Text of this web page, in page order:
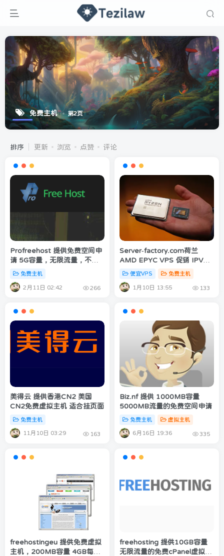
免费主机 第2页
排序 更新 浏览 点赞 评论
Profreehost 提供免费空间申
请 5G容量，无限流量，不强
制广告
免费主机
2月11日 02:42 266
Server-factory.com荷兰
AMD EPYC VPS 促销 IPV6
机型免费24小时 2欧元/月起
年付享50%优惠
便宜VPS 免费主机
1月10日 13:55 133
美得云 提供香港CN2 美国
CN2免费虚拟主机 适合挂页面
免费主机
11月10日 03:29 163
Biz.nf 提供 1000MB容量
5000MB流量的免费空间申请
免费主机 虚拟主机
6月16日 19:36 335
freehostingeu 提供免费虚拟
主机，200MB容量 4GB每月
freehosting 提供10GB容量
无限流量的免费cPanel虚拟主